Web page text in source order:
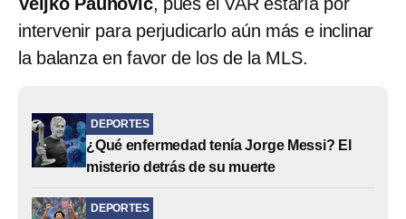
intervenir para perjudicarlo aún más e inclinar
la balanza en favor de los de la MLS.
DEPORTES
¿Qué enfermedad tenía Jorge Messi? El
misterio detrás de su muerte
DEPORTES